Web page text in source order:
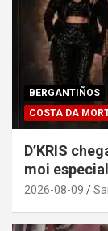
BERGANTIÑOS
COSTA DA
D’KRIS
moi
2026-08-09